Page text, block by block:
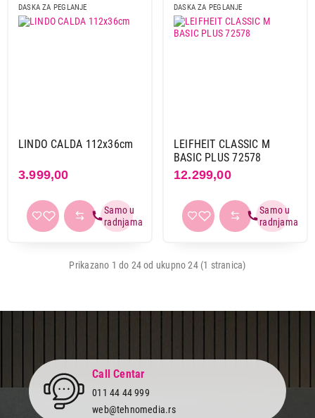
DASKA ZA PEGLANJE
LINDO CALDA 112x36cm
3.999,00
DASKA ZA PEGLANJE
LEIFHEIT CLASSIC M
BASIC PLUS 72578
12.299,00
Prikazano 1 do 24 od ukupno 24 (1 stranica)
Call Centar
011 44 44 999
web@tehnomedia.rs